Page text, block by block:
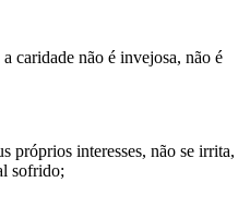
caridade não é invejosa, não é
próprios interesses, não se irrita,
sofrido;